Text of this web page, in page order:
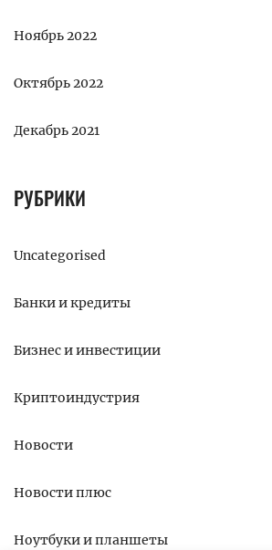
Ноябрь 2022
Октябрь 2022
Декабрь 2021
РУБРИКИ
Uncategorised
Банки и кредиты
Бизнес и инвестиции
Криптоиндустрия
Новости
Новости плюс
Ноутбуки и планшеты